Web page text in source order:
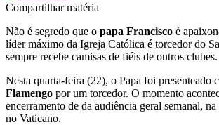
Compartilhar matéria
Não é segredo que o papa Francisco é
líder máximo da Igreja Católica é torcedor do
sempre recebe camisas de fiéis de outros clubes.
Nesta quarta-feira (22), o Papa foi presenteado
Flamengo por um torcedor. O momento
encerramento de da audiência geral semanal,
no Vaticano.